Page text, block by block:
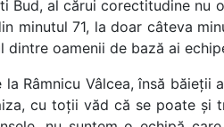
al cărui corectitudine nu
minutul 71, la doar câteva
dintre oamenii de bază ai
Râmnicu Vâlcea, însă băieții
cu toții văd că se poate și